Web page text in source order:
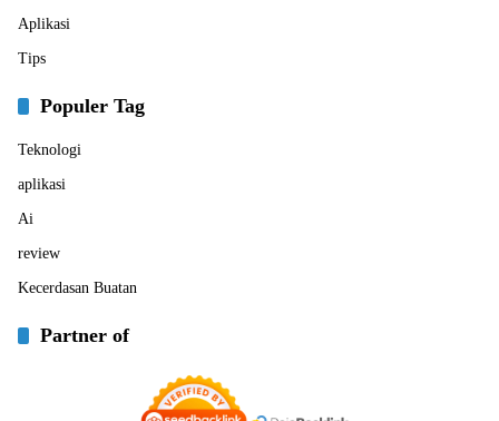
Aplikasi
Tips
Populer Tag
Teknologi
aplikasi
Ai
review
Kecerdasan Buatan
Partner of